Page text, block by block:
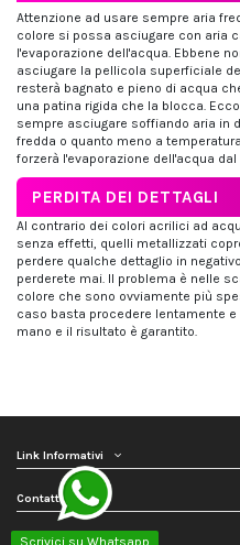
Attenzione ad usare sempre aria
colore si possa asciugare con aria
l'evaporazione dell'acqua. Ebbene
asciugare la pellicola superficiale
resterà bagnato e pieno di acqua
una patina rigida che la blocca.
sempre asciugare soffiando aria in
fredda o quanto meno a
forzerà l'evaporazione dell'acqua
PERDITA DEI DETTAGLI
Al contrario dei colori acrilici ad
senza effetti, quelli metallizzati
perdere qualche dettaglio in
perderete mai. Il problema è nelle
colore che sono ovviamente più
caso basta procedere lentamente
mano e il risultato è garantito.
Link Informativi
Contattaci
Seguici